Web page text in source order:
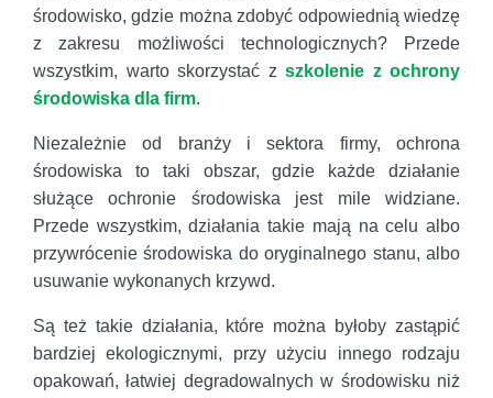
środowisko, gdzie można zdobyć odpowiednią wiedzę
z zakresu możliwości technologicznych? Przede
wszystkim, warto skorzystać z szkolenie z ochrony
środowiska dla firm.
Niezależnie od branży i sektora firmy, ochrona
środowiska to taki obszar, gdzie każde działanie
służące ochronie środowiska jest mile widziane.
Przede wszystkim, działania takie mają na celu albo
przywrócenie środowiska do oryginalnego stanu, albo
usuwanie wykonanych krzywd.
Są też takie działania, które można byłoby zastąpić
bardziej ekologicznymi, przy użyciu innego rodzaju
opakowań, łatwiej degradowalnych w środowisku niż